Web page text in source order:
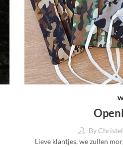
ByChristel
Lieve klantjes, we zullen